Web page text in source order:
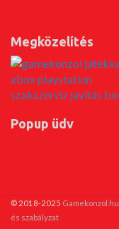
Megközelítés
Popup üdv
© 2018-2025 Gamekonzol.hu
és szabályzat